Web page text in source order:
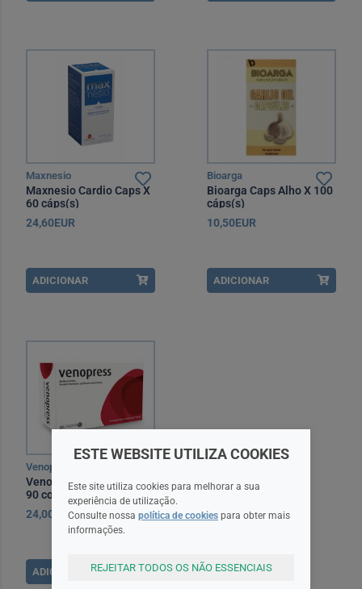
Maxnesio
Maxnesio Cardio Caps X
60 cáps(s)
24,60EUR
ADICIONAR
Bioarga
Bioarga Caps Alho X 100
cáps(s)
10,50EUR
ADICIONAR
Venopress
Venopress Comp Rev X
90 comps rev
24,00EUR
ADICIONAR
ESTE WEBSITE UTILIZA COOKIES
Este site utiliza cookies para melhorar a sua
experiência de utilização.
Consulte nossa política de cookies para obter mais
informações.
REJEITAR TODOS OS NÃO ESSENCIAIS